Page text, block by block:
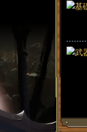
來